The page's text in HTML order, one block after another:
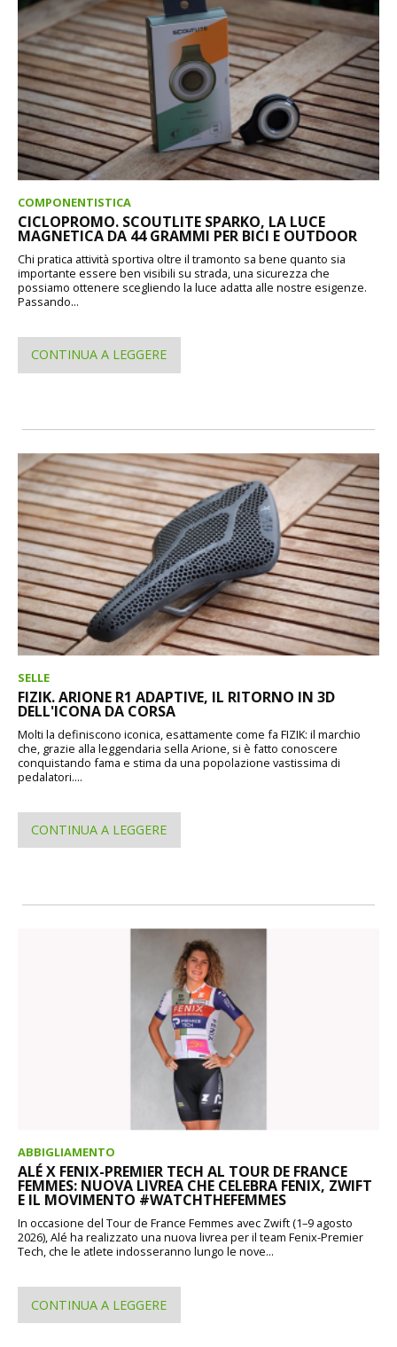
COMPONENTISTICA
CICLOPROMO. SCOUTLITE SPARKO, LA LUCE
MAGNETICA DA 44 GRAMMI PER BICI E OUTDOOR
Chi pratica attività sportiva oltre il tramonto sa bene quanto sia
importante essere ben visibili su strada, una sicurezza che
possiamo ottenere scegliendo la luce adatta alle nostre esigenze.
Passando...
CONTINUA A LEGGERE
SELLE
FIZIK. ARIONE R1 ADAPTIVE, IL RITORNO IN 3D
DELL'ICONA DA CORSA
Molti la definiscono iconica, esattamente come fa FIZIK: il marchio
che, grazie alla leggendaria sella Arione, si è fatto conoscere
conquistando fama e stima da una popolazione vastissima di
pedalatori....
CONTINUA A LEGGERE
ABBIGLIAMENTO
ALÉ X FENIX-PREMIER TECH AL TOUR DE FRANCE
FEMMES: NUOVA LIVREA CHE CELEBRA FENIX, ZWIFT
E IL MOVIMENTO #WATCHTHEFEMMES
In occasione del Tour de France Femmes avec Zwift (1–9 agosto
2026), Alé ha realizzato una nuova livrea per il team Fenix-Premier
Tech, che le atlete indosseranno lungo le nove...
CONTINUA A LEGGERE